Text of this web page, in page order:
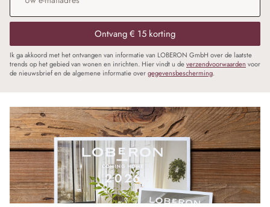
Ontvang € 15 korting
Ik ga akkoord met het ontvangen van informatie van LOBERON GmbH over de laatste
trends op het gebied van wonen en inrichten. Hier vindt u deverzendvoorwaarden voor
de nieuwsbrief en de algemene informatie overgegevensbescherming.